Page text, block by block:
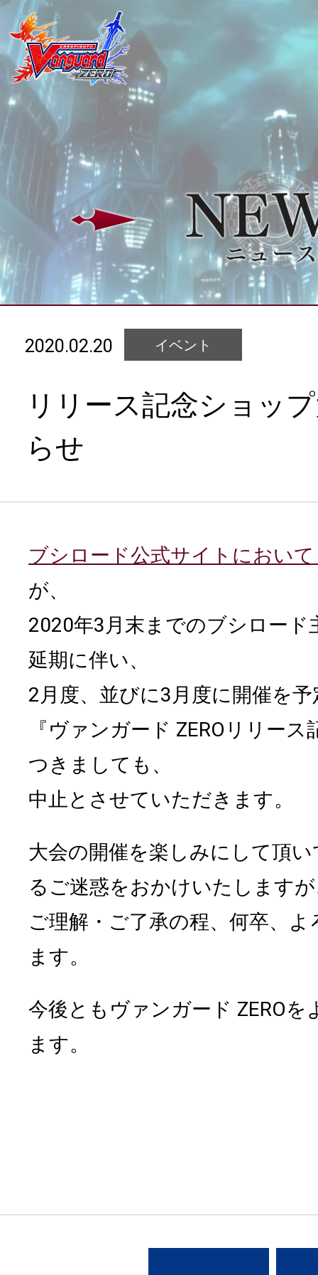
2020.02.20 イベント
リリース記念ショッ
らせ
ブシロード公式サイトにおい
が、
2020年3月末までのブシロード
延期に伴い、
2月度、並びに3月度に開催を
『ヴァンガード ZEROリリー
つきましても、
中止とさせていただきます。
大会の開催を楽しみにして頂
るご迷惑をおかけいたします
ご理解・ご了承の程、何卒、
ます。
今後ともヴァンガード ZERO
ます。